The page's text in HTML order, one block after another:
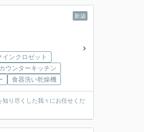
新築
インクロゼット
カウンターキッチン
食器洗い乾燥機
り尽くした我々にお任せくだ